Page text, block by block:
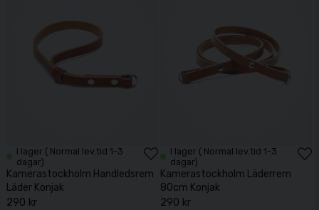
I lager ( Normal lev.tid 1-3
dagar)
Kamerastockholm Handledsrem
Läder Konjak
290 kr
I lager ( Normal lev.tid 1-3
dagar)
Kamerastockholm Läderrem
80cm Konjak
290 kr